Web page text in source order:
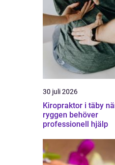
30 juli 2026
Kiropraktor i täby när
ryggen behöver
professionell hjälp